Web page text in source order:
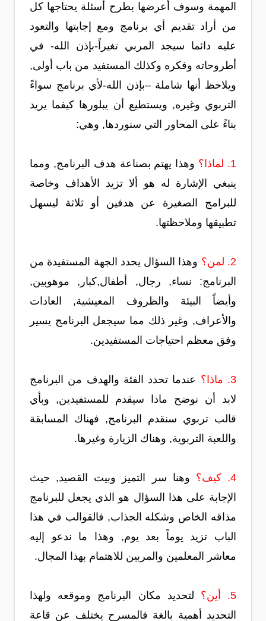
المهمة وسوف أعرضها بطرح أسئلة يحتاجها كل
من أراد تقديم أي برنامج ومع إجابتها والتعود
عليه دائما سيجد المربي تغيراً-بإذن الله- في
أطروحاته وفكره وكذلك المستفيد من باب أولى,
ويلاحظ أنها شاملة –بإذن الله-لأي برنامج سواءً
التربوي وغيره, ويستطيع أن يبلورها كيفما يريد
بناءً على المحاور التي سنوردها, وهي:
1. لماذا؟
وهذا يهتم بصناعة هدف البرنامج, ومما
ينبغي الإشارة له هو ألا تزيد الأهداف وخاصة
للبرامج الصغيرة عن هدفين أو ثلاثة ليسهل
تطبيقها وملاحظتها.
2. لمن؟
وهذا السؤال يحدد الجهة المستفيدة من
البرنامج: نساء, رجال, أطفال,كبار, موهوبين,
وأيضاً البيئة والظروف المعيشية, العادات
والأعراف, وغير ذلك مما سيجعل البرنامج يسير
وفق معظم احتياجات المستفيدين.
3. ماذا؟
عندما تحدد الفئة والهدف من البرنامج
لابد أن نوضح ماذا سيقدم للمستفيدين, وبأي
قالب تربوي سنقدم البرنامج, فهناك المسابقة
واللعبة التربوية, وهناك الزيارة وغيرها.
4. كيف؟
وهنا سر التميز وبيت القصيد, حيث
الإجابة على هذا السؤال هو الذي يجعل للبرنامج
مذاقه الخاص وشكله الجذاب, فالقوالب في هذا
الباب تزيد يوماً بعد يوم, وهذا ما ندعو إليه
معاشر المعلمين والمربين للاهتمام بهذا المجال.
5. أين؟
لتحديد مكان البرنامج وموقعه ولهذا
التحديد أهمية بالغة فالمسرح يختلف عن قاعة